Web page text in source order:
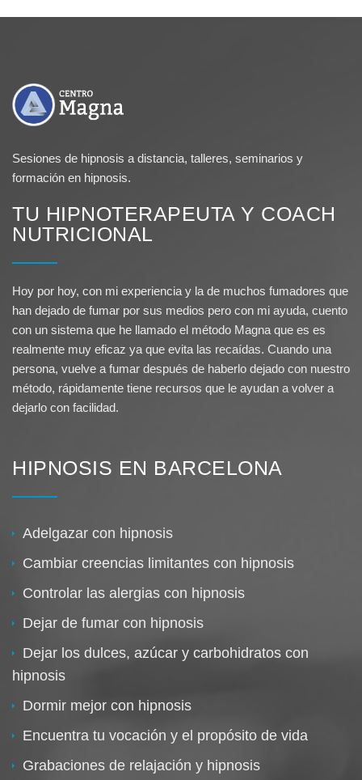
Sesiones de hipnosis a distancia, talleres, seminarios y
formación en hipnosis.
TU HIPNOTERAPEUTA Y COACH
NUTRICIONAL
Hoy por hoy, con mi experiencia y la de muchos fumadores que
han dejado de fumar por sus medios pero con mi ayuda, cuento
con un sistema que he llamado el método Magna que es es
realmente muy eficaz ya que evita las recaídas. Cuando una
persona, vuelve a fumar después de haberlo dejado con nuestro
método, rápidamente tiene recursos que le ayudan a volver a
dejarlo con facilidad.
HIPNOSIS EN BARCELONA
Adelgazar con hipnosis
Cambiar creencias limitantes con hipnosis
Controlar las alergias con hipnosis
Dejar de fumar con hipnosis
Dejar los dulces, azúcar y carbohidratos con
hipnosis
Dormir mejor con hipnosis
Encuentra tu vocación y el propósito de vida
Grabaciones de relajación y hipnosis